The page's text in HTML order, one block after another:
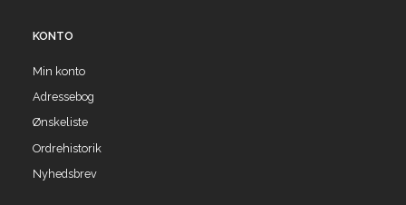
KONTO
Min konto
Adressebog
Ønskeliste
Ordrehistorik
Nyhedsbrev